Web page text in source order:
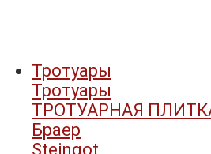
Тротуары
Тротуары
ТРОТУАРНАЯ
Браер
Steingot